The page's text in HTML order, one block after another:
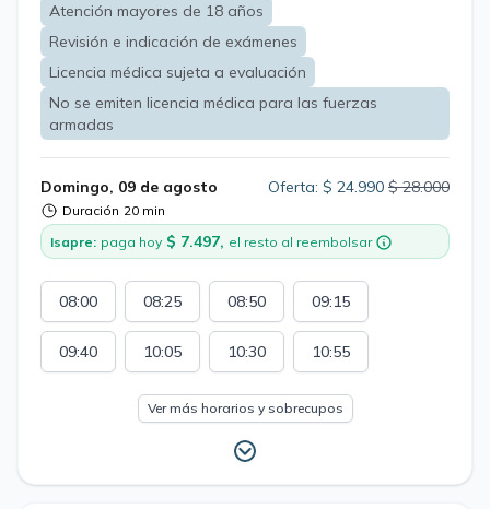
Atención mayores de 18 años
Revisión e indicación de exámenes
Licencia médica sujeta a evaluación
No se emiten licencia médica para las fuerzas
armadas
Domingo, 09 de agosto
Duración 20 min
Oferta: $ 24.990 $ 28.000
Isapre: paga hoy $ 7.497, el resto al reembolsar
08:00 08:25 08:50 09:15
09:40 10:05 10:30 10:55
Ver más horarios y sobrecupos